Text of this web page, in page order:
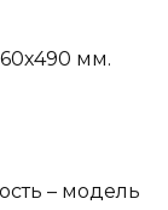
мм.
– модель